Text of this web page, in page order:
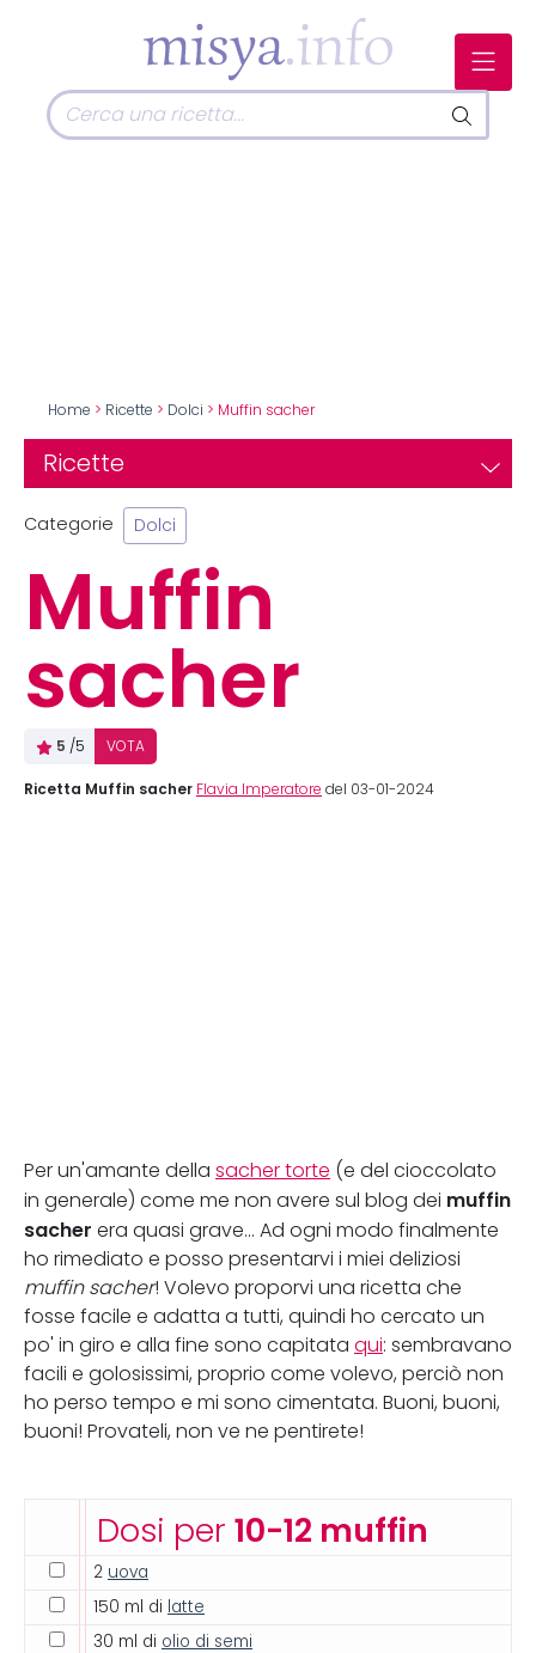
Home > Ricette > Dolci > Muffin sacher
Ricette
Categorie Dolci
Muffin
sacher
5 /5 VOTA
Ricetta Muffin sacher Flavia Imperatore del 03-01-2024
Per un'amante della sacher torte (e del cioccolato
in generale) come me non avere sul blog dei muffin
sacher era quasi grave... Ad ogni modo finalmente
ho rimediato e posso presentarvi i miei deliziosi
muffin sacher! Volevo proporvi una ricetta che
fosse facile e adatta a tutti, quindi ho cercato un
po' in giro e alla fine sono capitata qui: sembravano
facili e golosissimi, proprio come volevo, perciò non
ho perso tempo e mi sono cimentata. Buoni, buoni,
buoni! Provateli, non ve ne pentirete!
Dosi per 10-12 muffin
2 uova
150 ml di latte
30 ml di olio di semi